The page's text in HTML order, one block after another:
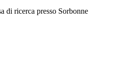
di ricerca presso Sorbonne